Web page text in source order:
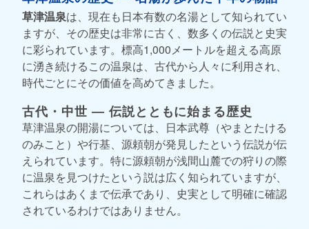
草津温泉は、現在も日本有数の名湯として知られてい
ますが、その歴史は非常に古く、数多くの伝説と史実
に彩られています。標高1,000メートルを超える高原
に湧き続けるこの温泉は、古代から人々に利用され、
時代ごとにその価値を高めてきました。
古代・中世 ― 伝説とともに始まる歴史
草津温泉の開湯については、日本武尊（やまとたける
のみこと）や行基、源頼朝が発見したという伝説が伝
えられています。特に源頼朝が浅間山麓での狩りの際
に温泉を見つけたという説は広く知られていますが、
これらはあくまで伝承であり、史実として明確に確認
されているわけではありません。